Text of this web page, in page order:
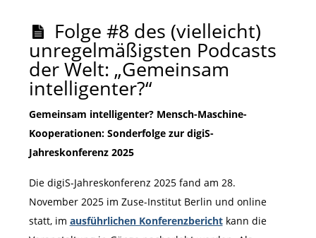
Folge #8 des (vielleicht)
unregelmäßigsten Podcasts
der Welt: „Gemeinsam
intelligenter?“
Gemeinsam intelligenter? Mensch-Maschine-
Kooperationen: Sonderfolge zur digiS-
Jahreskonferenz 2025
Die digiS-Jahreskonferenz 2025 fand am 28.
November 2025 im Zuse-Institut Berlin und online
statt, im ausführlichen Konferenzberichtkann die